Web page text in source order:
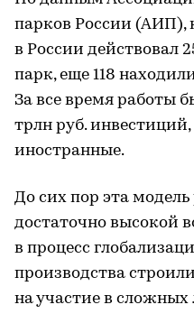
парков России (АИП),
в России действовал
парк, еще 118
За все время работы
трлн руб.
иностранные.
До сих пор эта модель
достаточно высокой
в процесс
производства
на участие в сложных